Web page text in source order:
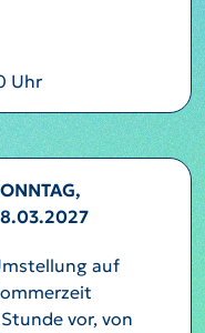
Uhr
auf
Stunde vor, von